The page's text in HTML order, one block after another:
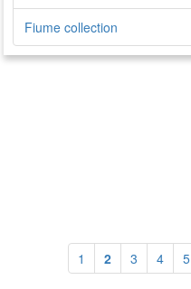
Fiume collection
1 2 3 4 5